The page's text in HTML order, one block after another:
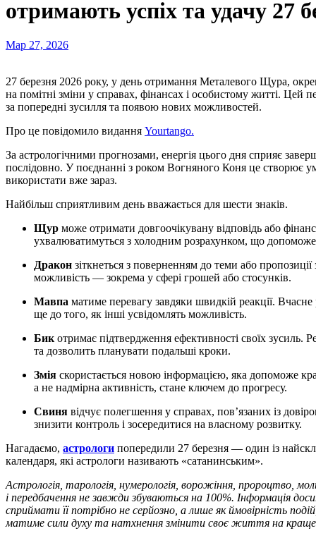
отримають успіх та удачу 27
Мар 27, 2026
27 березня 2026 року, у день отримання Металевого Щура,
на помітні зміни у справах, фінансах і особистому житті. Цей
за попередні зусилля та появою нових можливостей.
Про це повідомило видання Yourtango.
За астрологічними прогнозами, енергія цього дня сприяє
послідовно. У поєднанні з роком Вогняного Коня це створює
використати вже зараз.
Найбільш сприятливим день вважається для шести знаків.
Щур може отримати довгоочікувану відповідь або
ухвалюватимуться з холодним розрахунком, що допоможе
Дракон зіткнеться з поверненням до теми або
можливість — зокрема у сфері грошей або стосунків.
Мавпа матиме перевагу завдяки швидкій реакції.
ще до того, як інші усвідомлять можливість.
Бик отримає підтвердження ефективності своїх зусиль.
та дозволить планувати подальші кроки.
Змія скористається новою інформацією, яка допоможе
а не надмірна активність, стане ключем до прогресу.
Свиня відчує полегшення у справах, пов’язаних із
знизити контроль і зосередитися на власному розвитку.
Нагадаємо, астрологи попередили 27 березня — один із
календаря, які астрологи називають «сатанинським».
Астрологія, тарологія, нумерологія, ворожіння, пророцтво,
і передбачення не завжди збуваються на 100%. Інформація
сприймати її потрібно не серйозно, а лише як ймовірність
матиме сили духу та натхнення змінити своє життя на